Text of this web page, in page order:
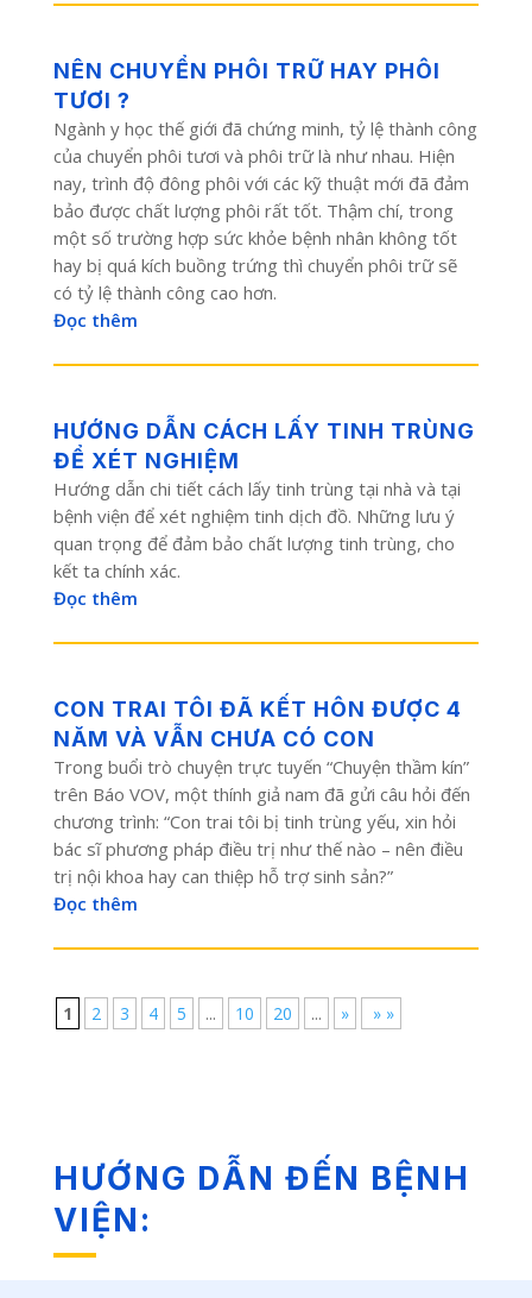
NÊN CHUYỂN PHÔI TRỮ HAY PHÔI
TƯƠI ?
Ngành y học thế giới đã chứng minh, tỷ lệ thành công
của chuyển phôi tươi và phôi trữ là như nhau. Hiện
nay, trình độ đông phôi với các kỹ thuật mới đã đảm
bảo được chất lượng phôi rất tốt. Thậm chí, trong
một số trường hợp sức khỏe bệnh nhân không tốt
hay bị quá kích buồng trứng thì chuyển phôi trữ sẽ
có tỷ lệ thành công cao hơn.
Đọc thêm
HƯỚNG DẪN CÁCH LẤY TINH TRÙNG
ĐỂ XÉT NGHIỆM
Hướng dẫn chi tiết cách lấy tinh trùng tại nhà và tại
bệnh viện để xét nghiệm tinh dịch đồ. Những lưu ý
quan trọng để đảm bảo chất lượng tinh trùng, cho
kết ta chính xác.
Đọc thêm
CON TRAI TÔI ĐÃ KẾT HÔN ĐƯỢC 4
NĂM VÀ VẪN CHƯA CÓ CON
Trong buổi trò chuyện trực tuyến “Chuyện thầm kín”
trên Báo VOV, một thính giả nam đã gửi câu hỏi đến
chương trình: “Con trai tôi bị tinh trùng yếu, xin hỏi
bác sĩ phương pháp điều trị như thế nào – nên điều
trị nội khoa hay can thiệp hỗ trợ sinh sản?”
Đọc thêm
1 2 3 4 5 ... 10 20 ... » » »
HƯỚNG DẪN ĐẾN BỆNH
VIỆN: